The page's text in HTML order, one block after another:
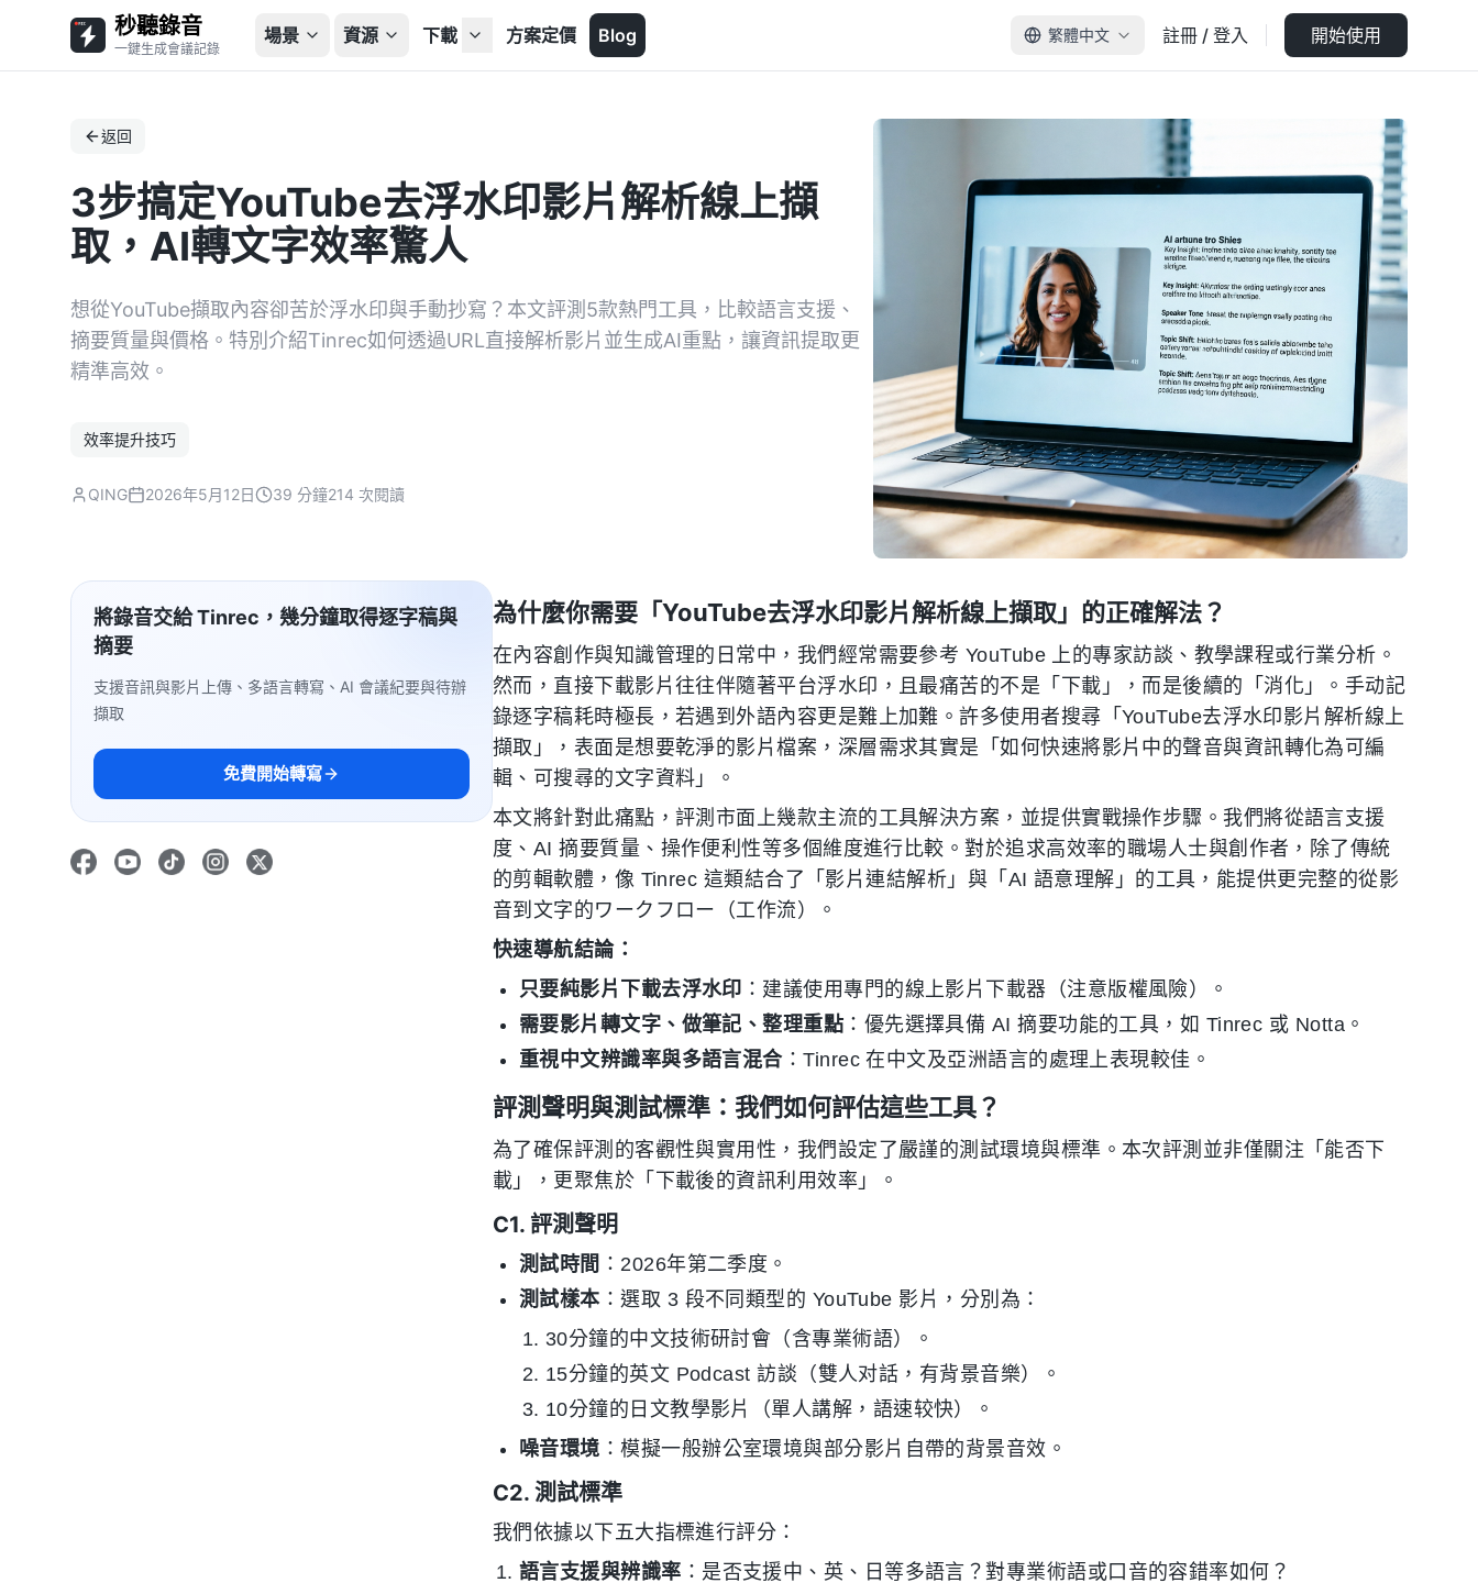
秒聽錄音
一鍵生成會議記錄
場景 資源 下載 方案定價 Blog 繁體中文 註冊 / 登入 開始使用
返回
3步搞定YouTube去浮水印影片解析線上擷
取，AI轉文字效率驚人
想從YouTube擷取內容卻苦於浮水印與手動抄寫？本文評測5款熱門工具，比較語言支援、
摘要質量與價格。特別介紹Tinrec如何透過URL直接解析影片並生成AI重點，讓資訊提取更
精準高效。
效率提升技巧
QING 2026年5月12日 39 分鐘214 次閱讀
將錄音交給 Tinrec，幾分鐘取得逐字稿與
摘要
支援音訊與影片上傳、多語言轉寫、AI 會議紀要與待辦
擷取
免費開始轉寫
為什麼你需要「YouTube去浮水印影片解析線上擷取」的正確解法？
在內容創作與知識管理的日常中，我們經常需要參考 YouTube 上的專家訪談、教學課程或行業分析。
然而，直接下載影片往往伴隨著平台浮水印，且最痛苦的不是「下載」，而是後續的「消化」。手动記
錄逐字稿耗時極長，若遇到外語內容更是難上加難。許多使用者搜尋「YouTube去浮水印影片解析線上
擷取」，表面是想要乾淨的影片檔案，深層需求其實是「如何快速將影片中的聲音與資訊轉化為可編
輯、可搜尋的文字資料」。
本文將針對此痛點，評測市面上幾款主流的工具解決方案，並提供實戰操作步驟。我們將從語言支援
度、AI 摘要質量、操作便利性等多個維度進行比較。對於追求高效率的職場人士與創作者，除了傳統
的剪輯軟體，像 Tinrec 這類結合了「影片連結解析」與「AI 語意理解」的工具，能提供更完整的從影
音到文字的ワークフロー（工作流）。
快速導航結論：
只要純影片下載去浮水印 ：建議使用專門的線上影片下載器（注意版權風險）。
需要影片轉文字、做筆記、整理重點 ：優先選擇具備 AI 摘要功能的工具，如 Tinrec 或 Notta。
重視中文辨識率與多語言混合：Tinrec 在中文及亞洲語言的處理上表現較佳。
評測聲明與測試標準：我們如何評估這些工具？
為了確保評測的客觀性與實用性，我們設定了嚴謹的測試環境與標準。本次評測並非僅關注「能否下
載」，更聚焦於「下載後的資訊利用效率」。
C1. 評測聲明
測試時間 ：2026年第二季度。
測試樣本 ：選取 3 段不同類型的 YouTube 影片，分別為：
30分鐘的中文技術研討會（含專業術語）。
15分鐘的英文 Podcast 訪談（雙人对話，有背景音樂）。
10分鐘的日文教學影片（單人講解，語速较快）。
噪音環境 ：模擬一般辦公室環境與部分影片自帶的背景音效。
C2. 測試標準
我們依據以下五大指標進行評分：
語言支援與辨識率 ：是否支援中、英、日等多語言？對專業術語或口音的容錯率如何？